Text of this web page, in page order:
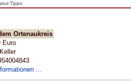
Tipps
Ortenaukreis
Euro
...